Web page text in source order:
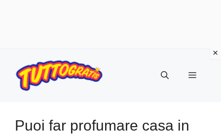
contenuto
Menu
Puoi far profumare casa in